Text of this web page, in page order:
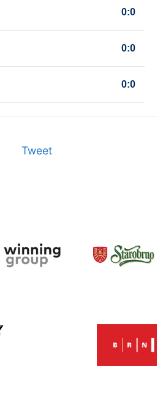
0:0
0:0
0:0
Tweet